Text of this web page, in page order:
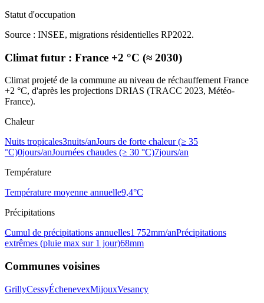
Statut d'occupation
Source : INSEE, migrations résidentielles RP2022.
Climat futur : France +2 °C (≈ 2030)
Climat projeté de la commune au niveau de réchauffement France
+2 °C, d'après les projections DRIAS (TRACC 2023, Météo-
France).
Chaleur
Nuits tropicales3nuits/anJours de forte chaleur (≥ 35
°C)0jours/anJournées chaudes (≥ 30 °C)7jours/an
Température
Température moyenne annuelle9,4°C
Précipitations
Cumul de précipitations annuelles1 752mm/anPrécipitations
extrêmes (pluie max sur 1 jour)68mm
Communes voisines
GrillyCessyÉchenevexMijouxVesancy